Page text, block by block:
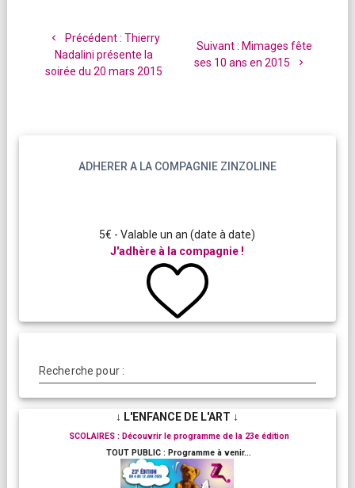
l’article
Précédent : Article
précédent
:
Thierry
Nadalini présente la
soirée du 20 mars 2015
Suivant : Article
suivant
Mimages fête
ses 10 ans en 2015
ADHERER A LA COMPAGNIE ZINZOLINE
5€ - Valable un an (date à date)
J'adhère à la compagnie !
Recherche pour :
↓ L'ENFANCE DE L'ART ↓
SCOLAIRES : Découvrir le programme de la 23e édition
TOUT PUBLIC : Programme à venir...